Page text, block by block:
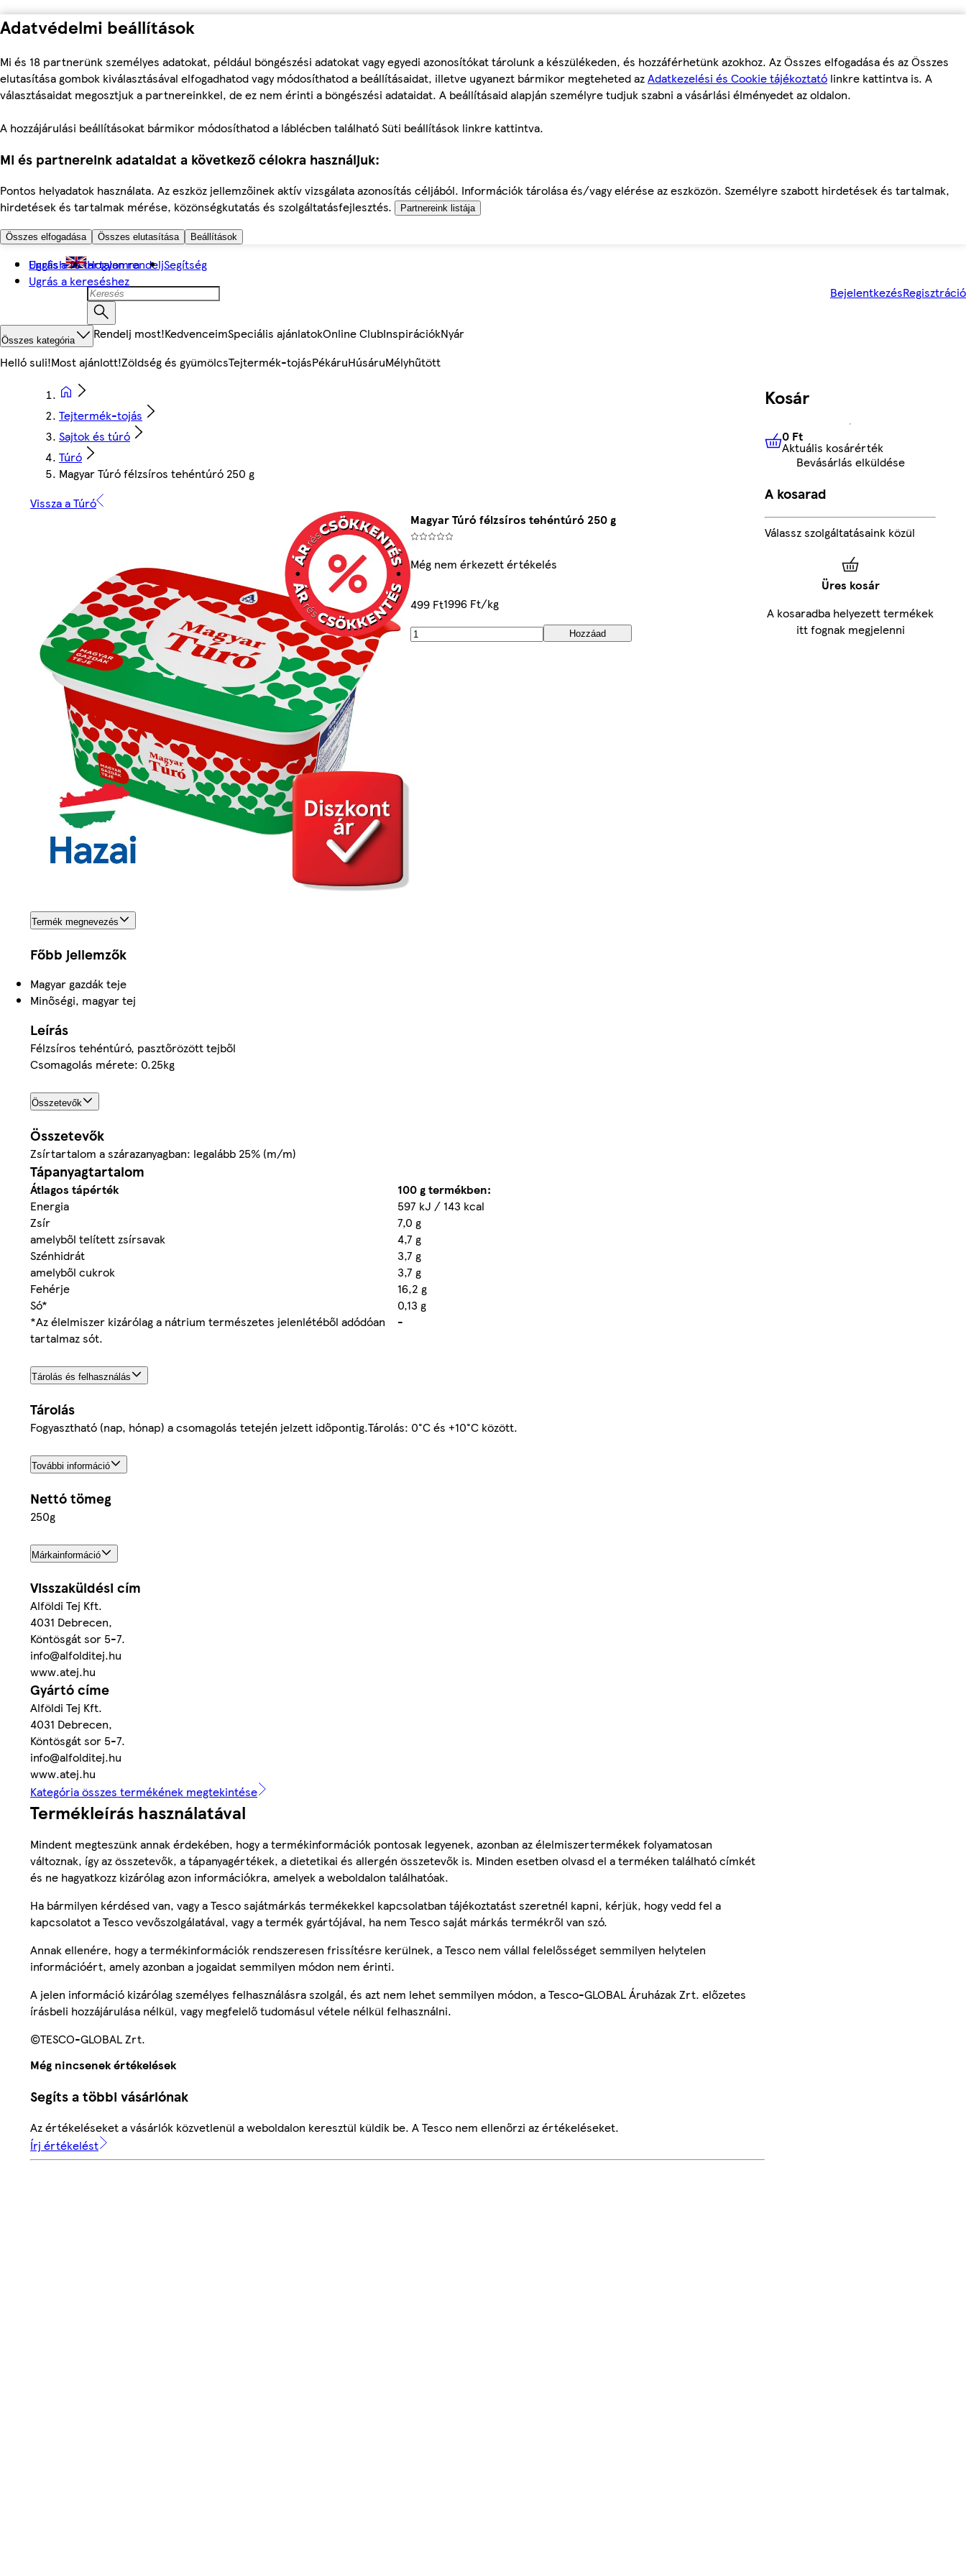
Adatvédelmi beállítások
Mi és 18 partnerünk személyes adatokat, például böngészési adatokat vagy egyedi azonosítókat tárolunk a készülékeden, és hozzáférhetünk azokhoz. Az Összes elfogadása és az Összes
elutasítása gombok kiválasztásával elfogadhatod vagy módosíthatod a beállításaidat, illetve ugyanezt bármikor megteheted azAdatkezelési és Cookie tájékoztató linkre kattintva is. A
választásaidat megosztjuk a partnereinkkel, de ez nem érinti a böngészési adataidat. A beállításaid alapján személyre tudjuk szabni a vásárlási élményedet az oldalon.
A hozzájárulási beállításokat bármikor módosíthatod a láblécben található Süti beállítások linkre kattintva.
Mi és partnereink adataidat a következő célokra használjuk:
Pontos helyadatok használata. Az eszköz jellemzőinek aktív vizsgálata azonosítás céljából. Információk tárolása és/vagy elérése az eszközön. Személyre szabott hirdetések és tartalmak,
hirdetések és tartalmak mérése, közönségkutatás és szolgáltatásfejlesztés.
Partnereink listája
Összes elfogadása Összes elutasítása Beállítások
Ugrás a fő tartalomra
Ugrás a kereséshez
English Hogyan rendeljSegítség
BejelentkezésRegisztráció
Összes kategória Rendelj most!KedvenceimSpeciális ajánlatokOnline ClubInspirációkNyár
Helló suli!Most ajánlott!Zöldség és gyümölcsTejtermék-tojásPékáruHúsáruMélyhűtött
Tejtermék-tojás
Sajtok és túró
Túró
Magyar Túró félzsíros tehéntúró 250 g
Vissza a Túró
Magyar Túró félzsíros tehéntúró 250 g
Még nem érkezett értékelés
499 Ft1996 Ft/kg
Hozzáad
Termék megnevezés
Főbb jellemzők
Magyar gazdák teje
Minőségi, magyar tej
Leírás
Félzsíros tehéntúró, pasztőrözött tejből
Csomagolás mérete: 0.25kg
Összetevők
Összetevők
Zsírtartalom a szárazanyagban: legalább 25% (m/m)
Tápanyagtartalom
Átlagos tápérték
100 g termékben:
Energia
597 kJ / 143 kcal
Zsír
7,0 g
amelyből telített zsírsavak
4,7 g
Szénhidrát
3,7 g
amelyből cukrok
3,7 g
Fehérje
16,2 g
Só*
0,13 g
*Az élelmiszer kizárólag a nátrium természetes jelenlétéből adódóan
tartalmaz sót.
-
Tárolás és felhasználás
Tárolás
Fogyasztható (nap, hónap) a csomagolás tetején jelzett időpontig.Tárolás: 0°C és +10°C között.
További információ
Nettó tömeg
250g
Márkainformáció
Visszaküldési cím
Alföldi Tej Kft.
4031 Debrecen,
Köntösgát sor 5-7.
info@alfolditej.hu
www.atej.hu
Gyártó címe
Alföldi Tej Kft.
4031 Debrecen,
Köntösgát sor 5-7.
info@alfolditej.hu
www.atej.hu
Kategória összes termékének megtekintése
Termékleírás használatával
Mindent megteszünk annak érdekében, hogy a termékinformációk pontosak legyenek, azonban az élelmiszertermékek folyamatosan
változnak, így az összetevők, a tápanyagértékek, a dietetikai és allergén összetevők is. Minden esetben olvasd el a terméken található címkét
és ne hagyatkozz kizárólag azon információkra, amelyek a weboldalon találhatóak.
Ha bármilyen kérdésed van, vagy a Tesco sajátmárkás termékekkel kapcsolatban tájékoztatást szeretnél kapni, kérjük, hogy vedd fel a
kapcsolatot a Tesco vevőszolgálatával, vagy a termék gyártójával, ha nem Tesco saját márkás termékről van szó.
Annak ellenére, hogy a termékinformációk rendszeresen frissítésre kerülnek, a Tesco nem vállal felelősséget semmilyen helytelen
információért, amely azonban a jogaidat semmilyen módon nem érinti.
A jelen információ kizárólag személyes felhasználásra szolgál, és azt nem lehet semmilyen módon, a Tesco-GLOBAL Áruházak Zrt. előzetes
írásbeli hozzájárulása nélkül, vagy megfelelő tudomásul vétele nélkül felhasználni.
©TESCO-GLOBAL Zrt.
Még nincsenek értékelések
Segíts a többi vásárlónak
Az értékeléseket a vásárlók közvetlenül a weboldalon keresztül küldik be. A Tesco nem ellenőrzi az értékeléseket.
Írj értékelést
Kosár
0 FtAktuális kosárérték
0 Ft
Aktuális kosárérték
Bevásárlás elküldése
A kosarad
Válassz szolgáltatásaink közül
Üres kosár
A kosaradba helyezett termékek
itt fognak megjelenni